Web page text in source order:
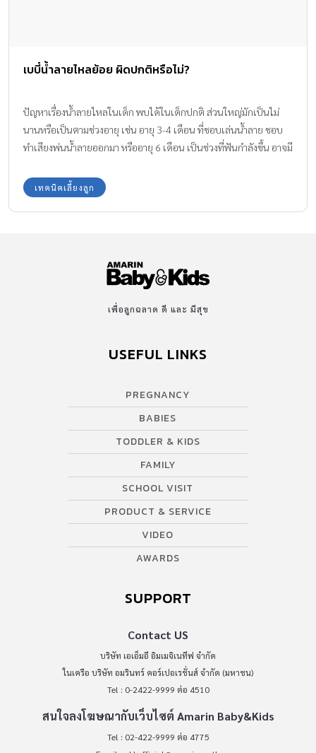
เบบี๋น้ำลายไหลย้อย ผิดปกติหรือไม่?
ปัญหาเรื่องน้ำลายไหลในเด็ก พบได้ในเด็กปกติ ส่วนใหญ่มักเป็นไม่
นานหรือเป็นตามช่วงอายุ เช่น อายุ 3-4 เดือน ที่ชอบเล่นน้ำลาย ชอบ
ทำเสียงพ่นน้ำลายออกมา หรืออายุ 6 เดือน เป็นช่วงที่ฟันกำลังขึ้น อาจมี
ในปาก หรือมีการอักเสบบริเวณช่องปากและลำคอ ทำให้กลืนน้ำลายไม่
ได้ น้ำลายจึงยืดออกมา แต่มักเป็นไม่นาน จึงไม่ต้องใช้ผ้ากันเปื้อนหรือ
เพราะถูกล้อเลียน เด็กที่มีน้ำลายไหลยืดนานกว่าคนอื่นอาจเกิดจาก
ภาวะต่อไปนี้ ▶ การสบฟันผิดปกติ ควรปรึกษาทันตแพทย์ ▶ ใช้จุก
หลอก หรือดูดจุกขวดนมนานเกินช่วงวัย ควรหยุดการใช้โดยเร็ว ▶
ต้องอ้าปากช่วย ควรปรึกษาแพทย์เพื่อรักษาอาการภูมิแพ้ ▶ แนวโน้ม
ต่อฝึกพูด ▶ กล้ามเนื้อรอบปากไม่แข็งแรง โทนกล้ามเนื้อต่ำ มีปัญหา
การเคี้ยวกลืน ควรปรึกษาแพทย์พัฒนาการเด็ก เพื่อส่งต่อนักกิจกรรม
เทคนิคเลี้ยงลูก
เพื่อลูกฉลาด ดี และ มีสุข
USEFUL LINKS
PREGNANCY
BABIES
TODDLER & KIDS
FAMILY
SCHOOL VISIT
PRODUCT & SERVICE
VIDEO
AWARDS
SUPPORT
Contact US
บริษัท เอเอ็มอี อิมเมจิเนทีฟ จำกัด
ในเครือ บริษัท อมรินทร์ คอร์เปอเรชั่นส์ จำกัด (มหาชน)
Tel : 0-2422-9999 ต่อ 4510
สนใจลงโฆษณากับเว็บไซต์ Amarin Baby&Kids
Tel : 02-422-9999 ต่อ 4775